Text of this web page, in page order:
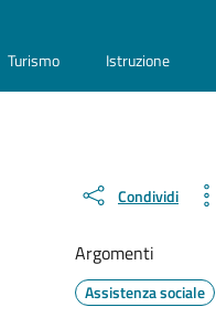
Turismo Istruzione
Condividi
Argomenti
Assistenza sociale